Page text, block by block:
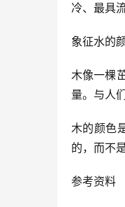
冷、最具
象征水的
木像一棵
量。与人
木的颜色
的，而不
参考资料